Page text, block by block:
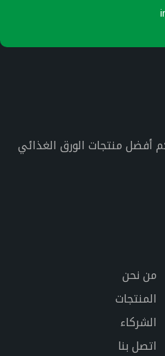
أفضل منتجات الورق الغذائي
من نحن
المنتجات
الشركاء
اتصل بنا